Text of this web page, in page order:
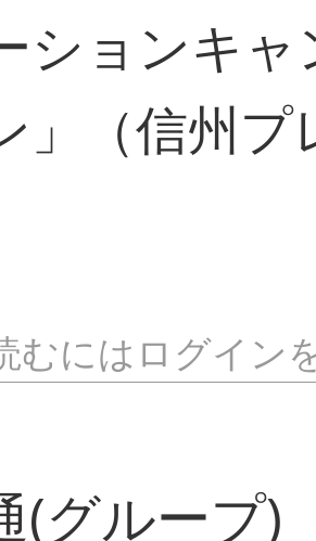
ションキ
」（信州
むにはログイン
(グループ)